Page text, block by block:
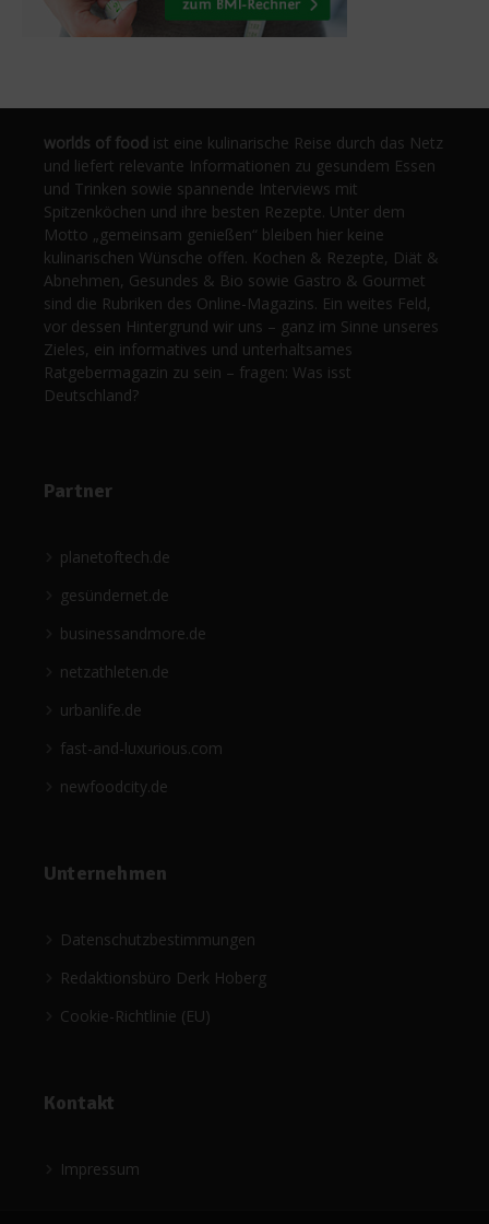
worlds of food ist eine kulinarische Reise durch das Netz
und liefert relevante Informationen zu gesundem Essen
und Trinken sowie spannende Interviews mit
Spitzenköchen und ihre besten Rezepte. Unter dem
Motto „gemeinsam genießen“ bleiben hier keine
kulinarischen Wünsche offen. Kochen & Rezepte, Diät &
Abnehmen, Gesundes & Bio sowie Gastro & Gourmet
sind die Rubriken des Online-Magazins. Ein weites Feld,
vor dessen Hintergrund wir uns – ganz im Sinne unseres
Zieles, ein informatives und unterhaltsames
Ratgebermagazin zu sein – fragen: Was isst
Deutschland?
Partner
planetoftech.de
gesündernet.de
businessandmore.de
netzathleten.de
urbanlife.de
fast-and-luxurious.com
newfoodcity.de
Unternehmen
Datenschutzbestimmungen
Redaktionsbüro Derk Hoberg
Cookie-Richtlinie (EU)
Kontakt
Impressum